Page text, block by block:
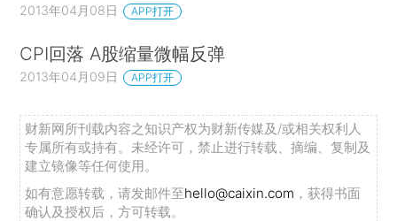
2013年04月08日 APP打开
CPI回落 A股缩量微幅反弹
2013年04月09日 APP打开
财新网所刊载内容之知识产权为财新传媒及/或相关权利人
专属所有或持有。未经许可，禁止进行转载、摘编、复制及
建立镜像等任何使用。
如有意愿转载，请发邮件至hello@caixin.com ，获得书面
确认及授权后，方可转载。